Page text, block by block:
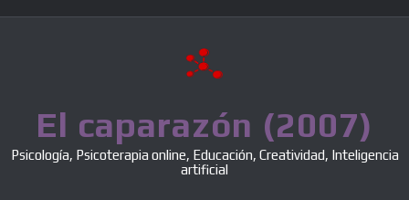
El caparazón (2007)
Psicología, Psicoterapia online, Educación, Creatividad, Inteligencia
artificial